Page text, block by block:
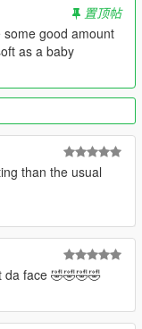
置顶帖
good amount
as a baby
than the usual
da face 🤣🤣🤣🤣